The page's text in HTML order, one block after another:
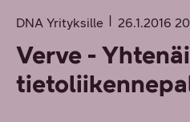
DNA Yrityksille 26.1.2016
Verve -